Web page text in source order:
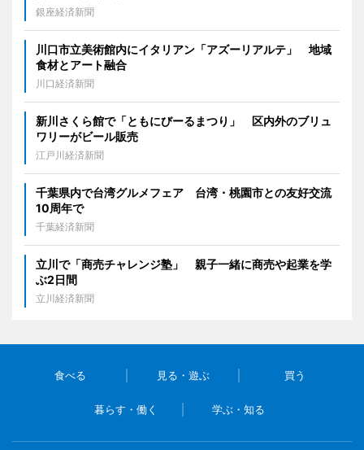
銀座経済新聞
川口市立美術館内にイタリアン「アズーリアルテ」 地域
食材とアート融合
川口経済新聞
新川さくら館で「ともにびーるまつり」 区内外のブリュ
ワリーがビール販売
江戸川経済新聞
千葉県内で台湾グルメフェア 台湾・桃園市との友好交流
10周年で
千葉経済新聞
立川で「商売チャレンジ塾」 親子一緒に商売や起業を学
ぶ2日間
立川経済新聞
食べる 見る・遊ぶ 買う
暮らす・働く 学ぶ・知る